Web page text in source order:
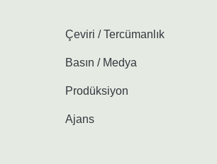
Çeviri / Tercümanlık
Basın / Medya
Prodüksiyon
Ajans